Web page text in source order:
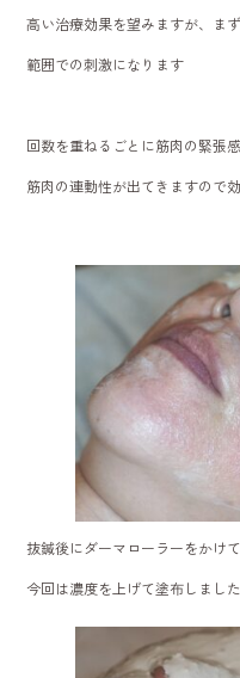
高い治療効果を望みますが、ま
範囲での刺激になります
回数を重ねるごとに筋肉の緊張
筋肉の連動性が出てきますので
抜鍼後にダーマローラーをかけ
今回は濃度を上げて塗布しました